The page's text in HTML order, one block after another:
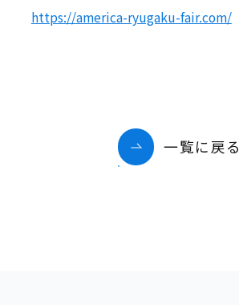
English
https://america-ryugaku-fair.com/
一覧に戻る